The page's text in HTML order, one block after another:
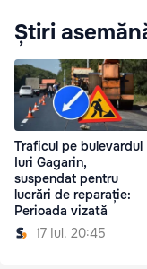
Știri
Traficul pe bulevardul
Iuri Gagarin,
suspendat pentru
lucrări de reparație:
Perioada vizată
17 Iul. 20:45